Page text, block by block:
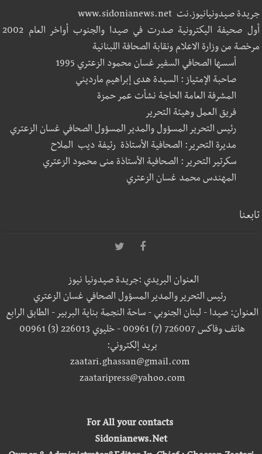
جريدة صيدونيانيوز.نت www.sidonianews.net
أول صحيفة اليكترونية صدرت في صيدا والجنوب أواخر العام 2002
مرخصة من وزارة الاعلام ونقابة الصحافة اللبنانية
أسسها الصحافي السفير غسان محمود الزعتري 1995
صاحبة الإمتياز : السيدة هدى إبراهيم مارديني
المشرفة العامة الحاجة نشأت عمر حمزة
فريق العمل وهيئة التحرير
رئيس التحرير المسؤول والمدير المسؤول الصحافي غسان الزعتري
مديرة التحرير: الصحافية الأستاذة رئيفة ديب الملاح
سكرتير التحرير : الصحافية الأستاذة منى محمود الزعتري
المهندس محمد غسان الزعتري
تابعنا
العنوان البريدي :جريدة صيدونيا نيوز
رئيس التحرير والمدير المسؤول الصحافي غسان الزعتري
العنوان: صيدا - لبنان الجنوبي - ساحة النجمة بناية البربير - الطابق الرابع
هاتف وفاكس 726007 (7) 00961 - خليوي 226013 (3) 00961
بريد إلكتروني:
zaatari.ghassan@gmail.com
zaataripress@yahoo.com
For All your contacts
Sidonianews.Net